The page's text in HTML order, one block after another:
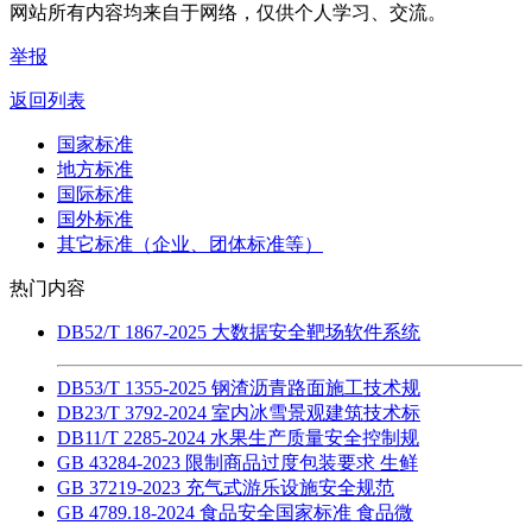
网站所有内容均来自于网络，仅供个人学习、交流。
举报
返回列表
国家标准
地方标准
国际标准
国外标准
其它标准（企业、团体标准等）
热门内容
DB52/T 1867-2025 大数据安全靶场软件系统
DB53/T 1355-2025 钢渣沥青路面施工技术规
DB23/T 3792-2024 室内冰雪景观建筑技术标
DB11/T 2285-2024 水果生产质量安全控制规
GB 43284-2023 限制商品过度包装要求 生鲜
GB 37219-2023 充气式游乐设施安全规范
GB 4789.18-2024 食品安全国家标准 食品微